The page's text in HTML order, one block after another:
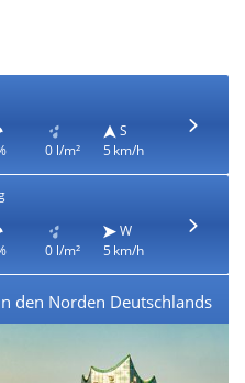
0 l/m²
S
5 km/h
0 l/m²
W
5 km/h
den Norden Deutschlands